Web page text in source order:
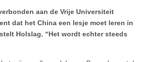
aan de Vrije Universiteit
dat het China een lesje moet leren in
Holslag. “Het wordt echter steeds